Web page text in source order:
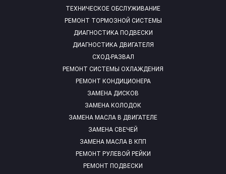
ТЕХНИЧЕСКОЕ ОБСЛУЖИВАНИЕ
РЕМОНТ ТОРМОЗНОЙ СИСТЕМЫ
ДИАГНОСТИКА ПОДВЕСКИ
ДИАГНОСТИКА ДВИГАТЕЛЯ
СХОД-РАЗВАЛ
РЕМОНТ СИСТЕМЫ ОХЛАЖДЕНИЯ
РЕМОНТ КОНДИЦИОНЕРА
ЗАМЕНА ДИСКОВ
ЗАМЕНА КОЛОДОК
ЗАМЕНА МАСЛА В ДВИГАТЕЛЕ
ЗАМЕНА СВЕЧЕЙ
ЗАМЕНА МАСЛА В КПП
РЕМОНТ РУЛЕВОЙ РЕЙКИ
РЕМОНТ ПОДВЕСКИ